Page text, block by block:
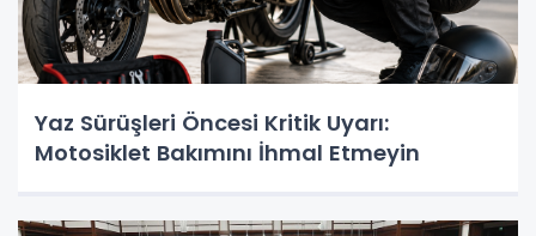
Yaz Sürüşleri Öncesi Kritik Uyarı:
Motosiklet Bakımını İhmal Etmeyin